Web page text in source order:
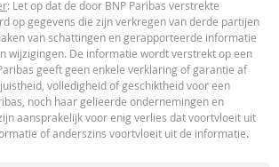
is op verzoek verkrijgbaar bij BNP Paribas,;
+31-20-5501150 of markets@bnpparibas.com
: Let op dat de door BNP Paribas verstrekte
op gegevens die zijn verkregen van derde partijen
van schattingen en gerapporteerde informatie
wijzigingen. De informatie wordt verstrekt op een
geeft geen enkele verklaring of garantie af
volledigheid of geschiktheid voor een
noch haar gelieerde ondernemingen en
aansprakelijk voor enig verlies dat voortvloeit uit
of anderszins voortvloeit uit de informatie.